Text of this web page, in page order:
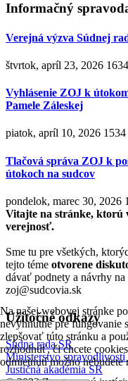
Informačný
Verejná výzva Súdnej
štvrtok, apríl 23, 2026 1634
Vyhlásenie ZOJ k
Pamele Záleskej
piatok, apríl 10, 2026 1534
Tlačová správa ZOJ k
útokoch na sudcov
pondelok, marec 30, 2026
Vitajte na stránke, ktorú
verejnosť.
Sme tu pre všetkých,
tejto téme otvorene
dávať podnety a návrhy na
zoj@sudcovia.sk
Užitočné odkazy
Súdna rada SR
Ministerstvo spravodlivosti
Justičná akadémia SR
Na našej webovej stránke
nevyhnutné pre fungovanie
zlepšovať túto stránku a
rozhodnúť, či chcete
odmietnutí možno